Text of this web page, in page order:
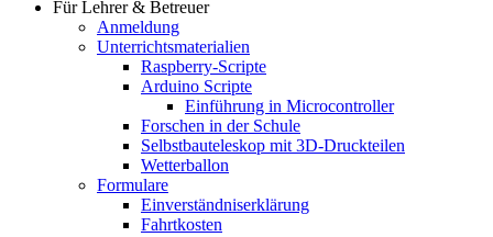
Für Lehrer & Betreuer
Anmeldung
Unterrichtsmaterialien
Raspberry-Scripte
Arduino Scripte
Einführung in Microcontroller
Forschen in der Schule
Selbstbauteleskop mit 3D-Druckteilen
Wetterballon
Formulare
Einverständniserklärung
Fahrtkosten